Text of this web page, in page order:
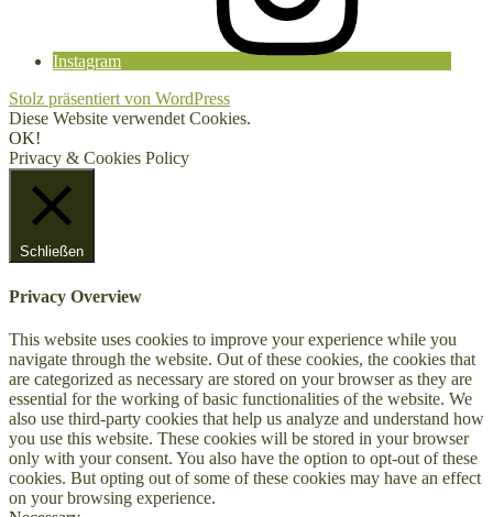
Instagram
Stolz präsentiert von WordPress
Diese Website verwendet Cookies.
OK!
Privacy & Cookies Policy
Schließen
Privacy Overview
This website uses cookies to improve your experience while you
navigate through the website. Out of these cookies, the cookies that
are categorized as necessary are stored on your browser as they are
essential for the working of basic functionalities of the website. We
also use third-party cookies that help us analyze and understand how
you use this website. These cookies will be stored in your browser
only with your consent. You also have the option to opt-out of these
cookies. But opting out of some of these cookies may have an effect
on your browsing experience.